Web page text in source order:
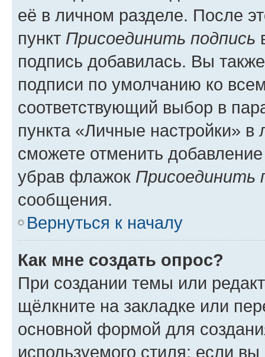
её в личном разделе. После
пункт Присоединить подпись
подпись добавилась. Вы
подписи по умолчанию ко
соответствующий выбор в
пункта «Личные настройки»
сможете отменить
убрав флажок Присоединить
сообщения.
Вернуться к началу
Как мне создать опрос?
При создании темы или
щёлкните на закладке или
основной формой для
используемого стиля; если